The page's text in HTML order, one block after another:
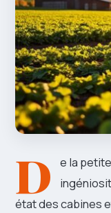
D
e la
état des cabines